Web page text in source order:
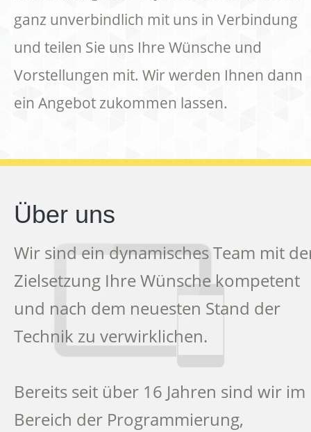
ganz unverbindlich mit uns in Verbindung
und teilen Sie uns Ihre Wünsche und
Vorstellungen mit. Wir werden Ihnen dann
ein Angebot zukommen lassen.
Über uns
Wir sind ein dynamisches Team mit
Zielsetzung Ihre Wünsche kompetent
und nach dem neuesten Stand der
Technik zu verwirklichen.
Bereits seit über 16 Jahren sind wir im
Bereich der Programmierung,